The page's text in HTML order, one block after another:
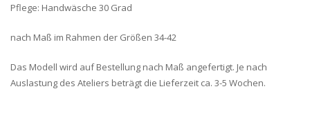
Pflege: Handwäsche 30 Grad
nach Maß im Rahmen der Größen 34-42
Das Modell wird auf Bestellung nach Maß angefertigt. Je nach
Auslastung des Ateliers beträgt die Lieferzeit ca. 3-5 Wochen.